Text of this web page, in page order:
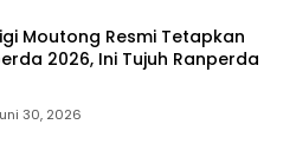
Moutong Resmi Tetapkan
2026, Ini Tujuh Ranperda
30, 2026